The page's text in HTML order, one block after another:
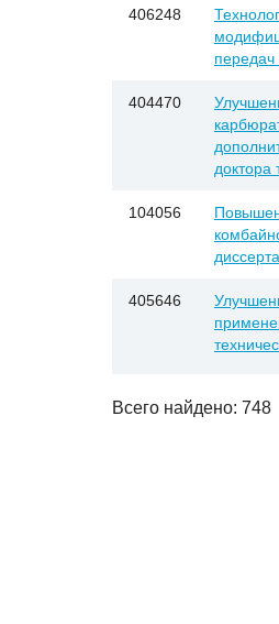
406248
передач
404470
доктора
104056
405646
Всего найдено: 748